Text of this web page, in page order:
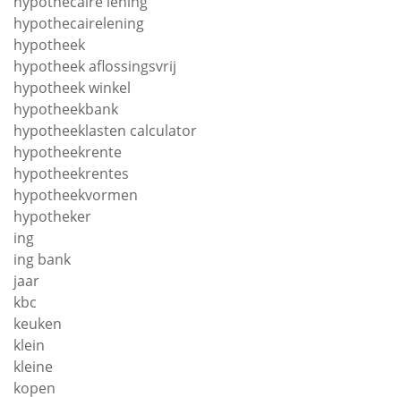
hypothecairelening
hypotheek
hypotheek aflossingsvrij
hypotheek winkel
hypotheekbank
hypotheeklasten calculator
hypotheekrente
hypotheekrentes
hypotheekvormen
hypotheker
ing
ing bank
jaar
kbc
keuken
klein
kleine
kopen